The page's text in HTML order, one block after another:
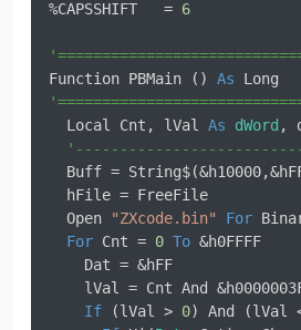
%CAPSSHIFT   = 6
Function PBMain () As
  Local Cnt, lVal
As dWord ,
Buff =
hFile
  Open
"ZXcode.bin" For
For Cnt = 0 To
lVal =
If (lVal > 0) And (lVal